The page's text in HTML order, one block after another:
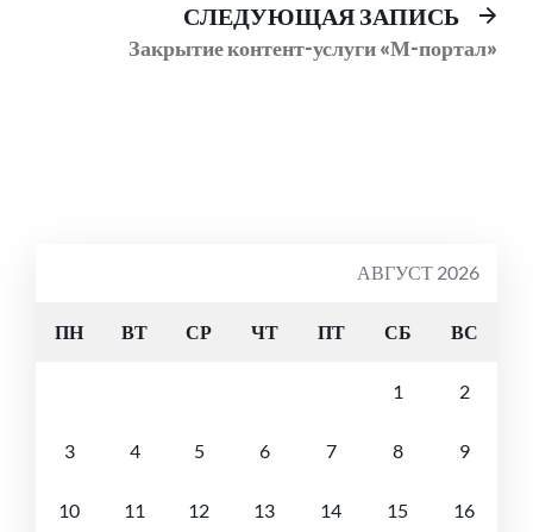
СЛЕДУЮЩАЯ ЗАПИСЬ
Закрытие контент-услуги «М-портал»
АВГУСТ 2026
ПН ВТ СР ЧТ ПТ СБ ВС
1 2
3 4 5 6 7 8 9
10 11 12 13 14 15 16